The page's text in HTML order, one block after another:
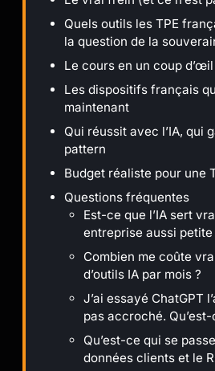
Quels outils les TPE
la question de la
Le cours en un coup d’œil
Les dispositifs français
maintenant
Qui réussit avec l’IA, qui
pattern
Budget réaliste pour une
Questions fréquentes
Est-ce que l’IA sert
entreprise aussi petite
Combien me coûte
d’outils IA par mois ?
J’ai essayé ChatGPT
pas accroché.
Qu’est-ce qui se
données clients et le